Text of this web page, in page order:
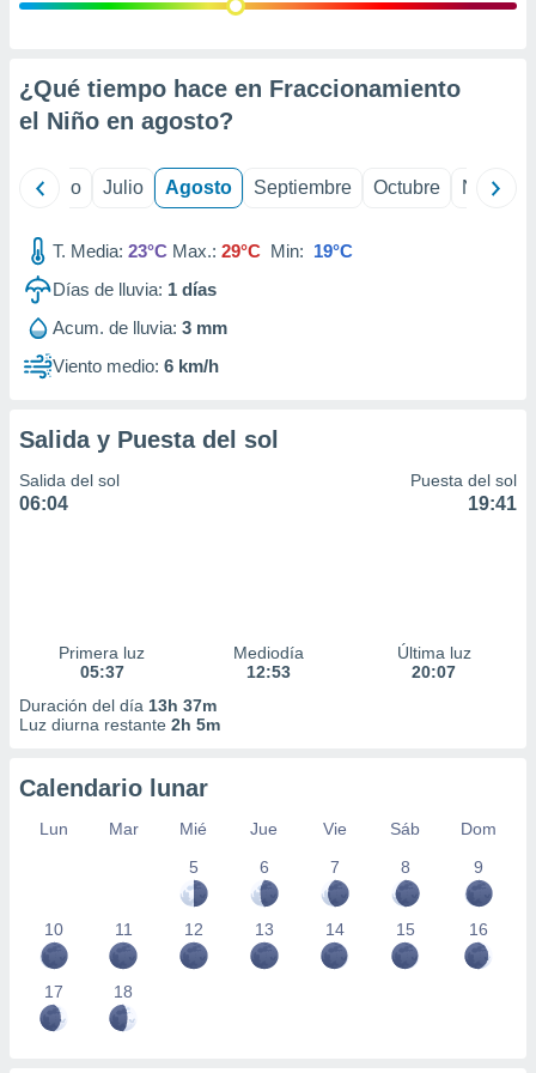
e
mediante
de
1199
¿Qué tiempo hace en Fraccionamiento
el Niño en agosto?
Junio Julio Agosto Septiembre Octubre
T. Media: 23°C Max.: 29°C Min: 19°C
Días de lluvia: 1 días
Acum. de lluvia: 3 mm
Viento medio: 6 km/h
Salida y Puesta del sol
Salida del sol
06:04
Puesta del sol
19:41
Primera luz
05:37
Mediodía
12:53
Última luz
20:07
Duración del día 13h 37m
Luz diurna restante 2h 5m
Calendario lunar
Lun Mar Mié Jue Vie Sáb
Dom
5
6 7 8 9
10 11 12 13 14 15 16
17 18